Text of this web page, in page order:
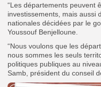
“Les départements peuvent
investissements, mais aussi
nationales décidées par le
Youssouf Benjelloune.
“Nous voulons que les
nous sommes les seuls
politiques publiques au
Samb, président du conseil